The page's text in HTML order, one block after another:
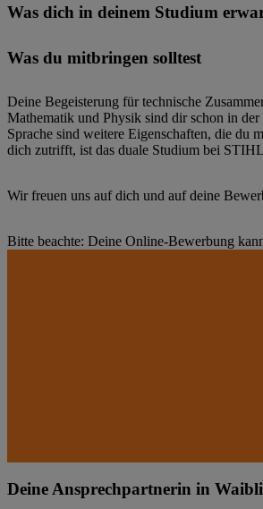
Was dich in deinem Studium
Was du mitbringen solltest
Deine Begeisterung für technische
Mathematik und Physik sind dir schon in
Sprache sind weitere Eigenschaften, die du
dich zutrifft, ist das duale Studium bei
Wir freuen uns auf dich und auf deine
Bitte beachte: Deine Online-Bewerbung
Deine Ansprechpartnerin in